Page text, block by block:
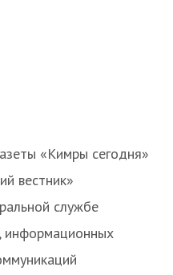
«Кимры сегодня»
вестник»
службе
информационных